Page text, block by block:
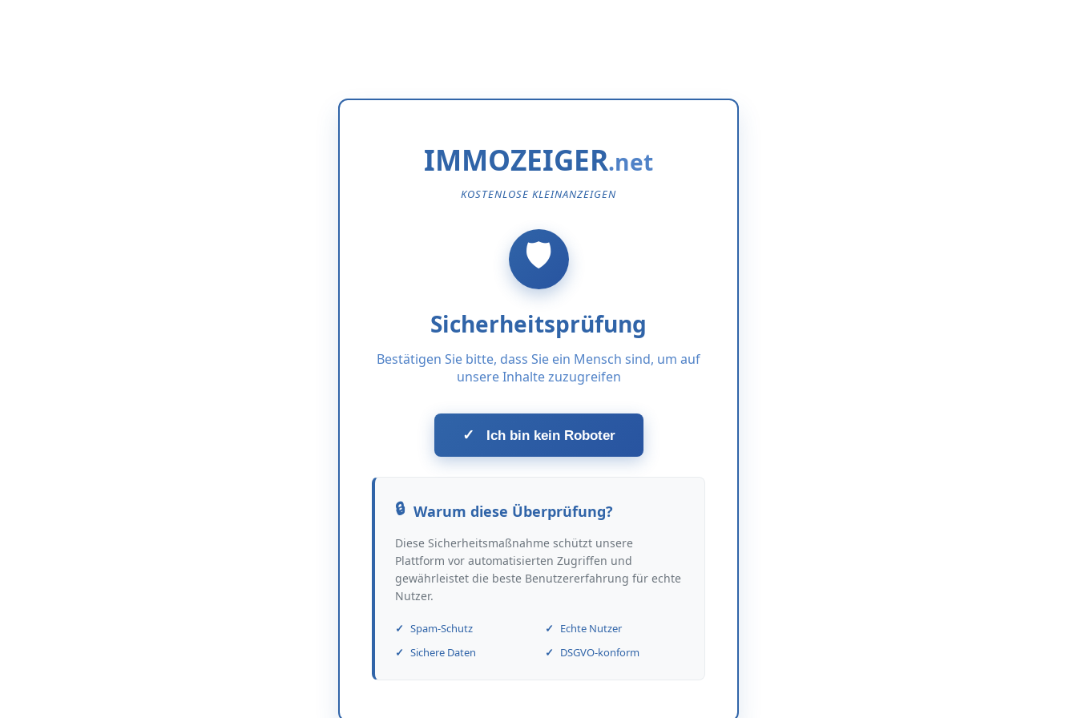
IMMOZEIGER
KOSTENLOSE KLEINANZEIGEN
Sicherheitsprüfung
Bestätigen Sie bitte, dass Sie ein Mensch sind, um auf
unsere Inhalte zuzugreifen
✓ Ich bin kein Roboter
Warum diese Überprüfung?
Diese Sicherheitsmaßnahme schützt unsere
Plattform vor automatisierten Zugriffen und
gewährleistet die beste Benutzererfahrung für echte
Nutzer.
Spam-Schutz
Echte Nutzer
Sichere Daten
DSGVO-konform